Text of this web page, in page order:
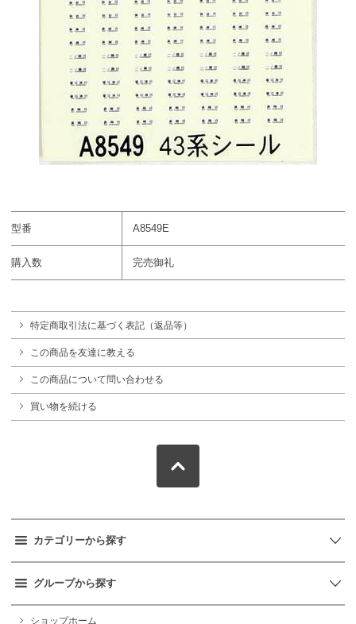
型番 A8549E
購入数 完売御礼
特定商取引法に基づく表記（返品等）
この商品を友達に教える
この商品について問い合わせる
買い物を続ける
カテゴリーから探す
グループから探す
ショップホーム